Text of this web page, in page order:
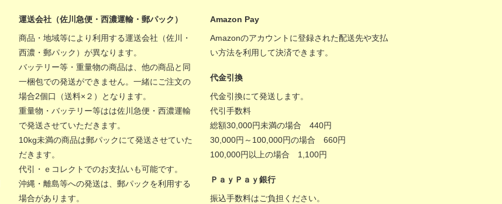
運送会社（佐川急便・西濃運輸・郵パック）
商品・地域等により利用する運送会社（佐川・
西濃・郵パック）が異なります。
バッテリー等・重量物の商品は、他の商品と同
一梱包での発送ができません。一緒にご注文の
場合2個口（送料×２）となります。
重量物・バッテリー等はは佐川急便・西濃運輸
で発送させていただきます。
10kg未満の商品は郵パックにて発送させていた
だきます。
代引・ｅコレクトでのお支払いも可能です。
沖縄・離島等への発送は、郵パックを利用する
場合があります。
Amazon Pay
Amazonのアカウントに登録された配送先や支払
い方法を利用して決済できます。
代金引換
代金引換にて発送します。
代引手数料
総額30,000円未満の場合 440円
30,000円～100,000円の場合 660円
100,000円以上の場合 1,100円
ＰａｙＰａｙ銀行
振込手数料はご負担ください。